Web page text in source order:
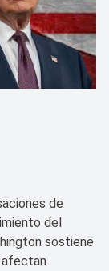
de
del
sostiene
afectan